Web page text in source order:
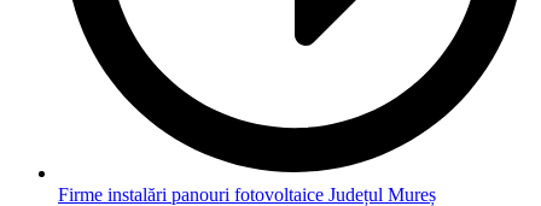
Firme instalări panouri fotovoltaice Județul Mureș